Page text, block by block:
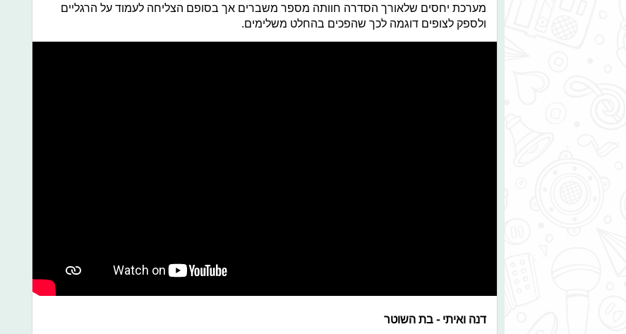
מערכת יחסים שלאורך הסדרה חוותה מספר משברים אך בסופם הצליחה לעמוד על הרגליים
ולספק לצופים דוגמה לכך שהפכים בהחלט משלימים.
דנה ואיתי - בת השוטר